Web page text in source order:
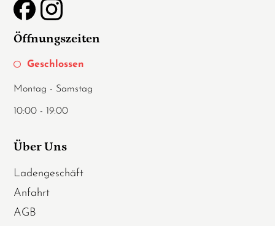
Öffnungszeiten
Geschlossen
Montag - Samstag
10:00 - 19:00
Über Uns
Ladengeschäft
Anfahrt
AGB